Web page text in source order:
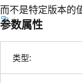
而不是特定版本的
参数属性
类型: